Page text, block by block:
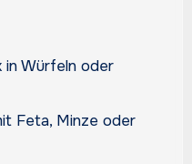
in Würfeln oder
Feta, Minze oder